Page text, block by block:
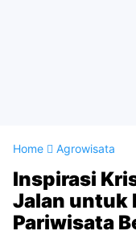
Home Agrowisata
Inspirasi
Jalan untuk
Pariwisata